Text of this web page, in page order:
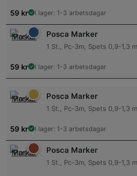
59 kr I lager: 1-3 arbetsdagar
Posca Marker
1 St., Pc-3m, Spets 0,9-1,3
59 kr I lager: 1-3 arbetsdagar
Posca Marker
1 St., Pc-3m, Spets 0,9-1,3
59 kr I lager: 1-3 arbetsdagar
Posca Marker
1 St., Pc-3m, Spets 0,9-1,3